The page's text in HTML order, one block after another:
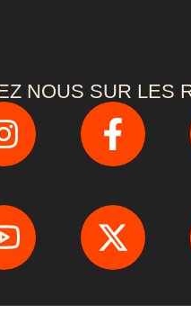
NOUS SUR LES